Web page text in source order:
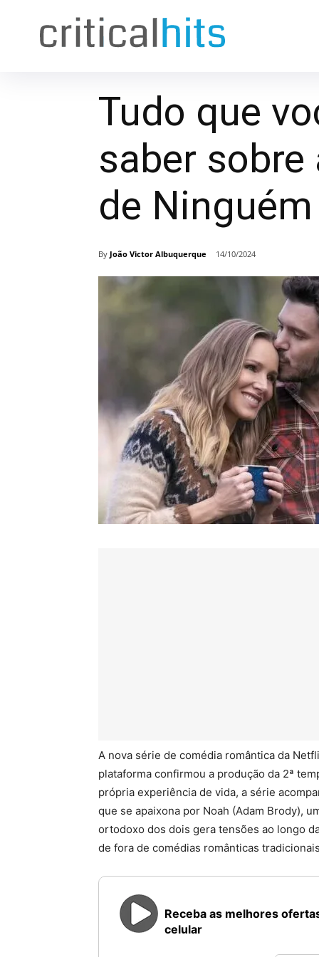
Tudo que
saber sobre
de
By João Victor Albuquerque 14/10/2024
A nova série de comédia romântica da
plataforma confirmou a produção da 2ª
própria experiência de vida, a série
que se apaixona por Noah (Adam Brody),
ortodoxo dos dois gera tensões ao longo
de fora de comédias românticas
Receba as melhores
celular